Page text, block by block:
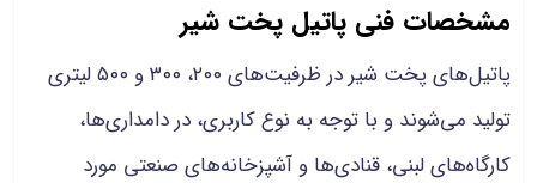
مشخصات فنی پاتیل پخت شیر
پاتیل‌های پخت شیر در ظرفیت‌های ۲۰۰، ۳۰۰ و ۵۰۰ لیتری
تولید می‌شوند و با توجه به نوع کاربری، در دامداری‌ها،
کارگاه‌های لبنی، قنادی‌ها و آشپزخانه‌های صنعتی مورد